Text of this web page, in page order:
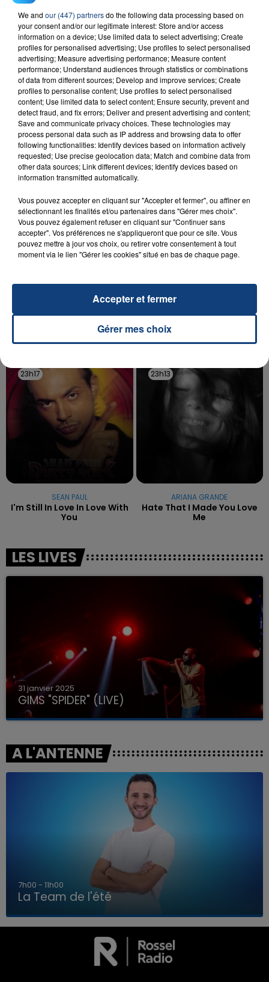
LA TEAM DE L'ÉTÉ
23 juillet 2026
INCENDIE MORTEL À LENS : UNE FEMME ET
SON BÉBÉ ENTRE LA VIE ET LA...
Un homme s'est immolé par le feu après avoir
aspergé sa compagne et leur bébé de trois mois
d'un liquide inflammable.
20 juillet 2026
OPÉRER DE LA CHEVILLE RESSORT DE LA...
La famille a porté plainte contre la clinique qui a
reconnu sa responsabilité et présenté ses
TITRES DIFFUSÉS
23h17
23h17
SEAN PAUL
I'm Still In Love In Love With
You
23h13
23h13
ARIANA GRANDE
Hate That I Made You Love
Me
LES LIVES
31 janvier 2025
GIMS "SPIDER" (LIVE)
A L'ANTENNE
7h00 - 11h00
La Team de l'été
We and our (447) partnersdo the following data processing based on
your consent and/or our legitimate interest: Store and/or access
information on a device; Use limited data to select advertising; Create
profiles for personalised advertising; Use profiles to select personalised
advertising; Measure advertising performance; Measure content
performance; Understand audiences through statistics or combinations
of data from different sources; Develop and improve services; Create
profiles to personalise content; Use profiles to select personalised
content; Use limited data to select content; Ensure security, prevent and
detect fraud, and fix errors; Deliver and present advertising and content;
Save and communicate privacy choices. These technologies may
process personal data such as IP address and browsing data to offer
following functionalities: Identify devices based on information actively
requested; Use precise geolocation data; Match and combine data from
other data sources; Link different devices; Identify devices based on
information transmitted automatically.
Vous pouvez accepter en cliquant sur "Accepter et fermer", ou affiner en
sélectionnant les finalités et/ou partenaires dans "Gérer mes choix".
Vous pouvez également refuser en cliquant sur "Continuer sans
accepter". Vos préférences ne s'appliqueront que pour ce site. Vous
pouvez mettre à jour vos choix, ou retirer votre consentement à tout
moment via le lien "Gérer les cookies" situé en bas de chaque page.
Gérer mes choix
Accepter et fermer